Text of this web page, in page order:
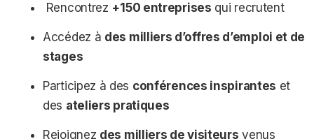
Rencontrez +150 entreprises qui recrutent
Accédez à des milliers d’offres d’emploi et de
stages
Participez à des conférences inspirantes et
des ateliers pratiques
Rejoignez des milliers de visiteurs venus